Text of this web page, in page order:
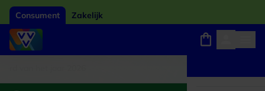
Consument Zakelijk